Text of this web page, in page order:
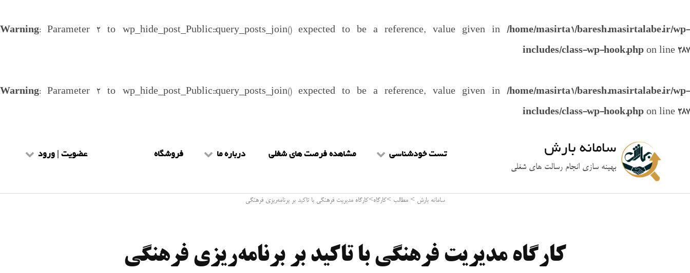
Warning: Parameter 2 to wp_hide_post_Public::query_posts_join() expected to be a reference, value given in /home/masirta1/baresh.masirtalabe.ir/wp-
includes/class-wp-hook.php on line 287
Warning: Parameter 2 to wp_hide_post_Public::query_posts_join() expected to be a reference, value given in /home/masirta1/baresh.masirtalabe.ir/wp-
includes/class-wp-hook.php on line 287
سامانه بارش
بهینه سازی انجام رسالت های شغلی
تست خودشناسی
تست mbti
مشاهده فرصت های شغلی درباره ما
شرایط و ضوابط
فروشگاه عضویت | ورود
عضویت طلاب
سامانه بارش > مطالب >کارگاه>کارگاه مدیریت فرهنگی با تاکید بر برنامه‌ریزی فرهنگی
کارگاه مدیریت فرهنگی با تاکید بر برنامه‌ریزی فرهنگی